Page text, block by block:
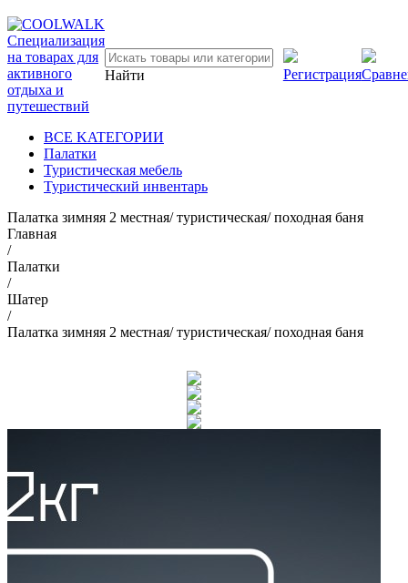
Найти Регистрация
BCE KATEГОPИИ
Палатки
Туристическая мебель
Туристический инвентарь
Палатка зимняя 2 местная/ туристическая/ походная баня
Главная
/
Палатки
/
Шатер
/
Палатка зимняя 2 местная/ туристическая/ походная баня